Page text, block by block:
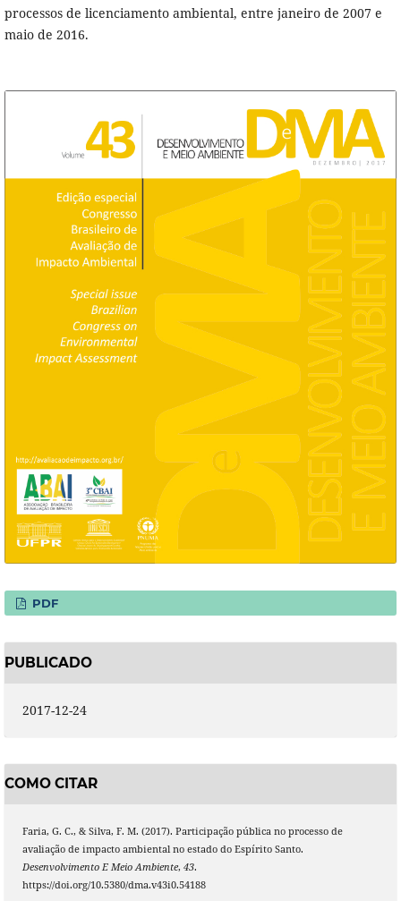
processos de licenciamento ambiental, entre janeiro de 2007 e
maio de 2016.
PDF
PUBLICADO
2017-12-24
COMO CITAR
Faria, G. C., & Silva, F. M. (2017). Participação pública no processo de
avaliação de impacto ambiental no estado do Espírito Santo.
Desenvolvimento E Meio Ambiente, 43.
https://doi.org/10.5380/dma.v43i0.54188